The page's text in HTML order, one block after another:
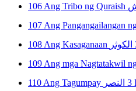
106 Ang Tribo ng Quraish
107 Ang Pangangailangan
108 Ang Kasaganaan الكوثر
109 Ang mga Nagtatakwil
110 Ang Tagumpay النصر 3